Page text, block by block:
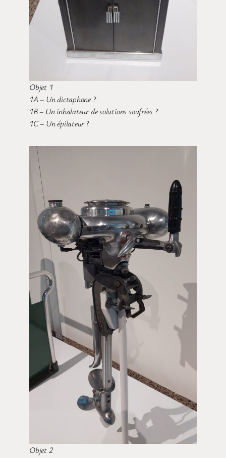
Objet 1
1A – Un dictaphone ?
1B – Un inhalateur de solutions soufrées ?
1C – Un épilateur?
Objet 2